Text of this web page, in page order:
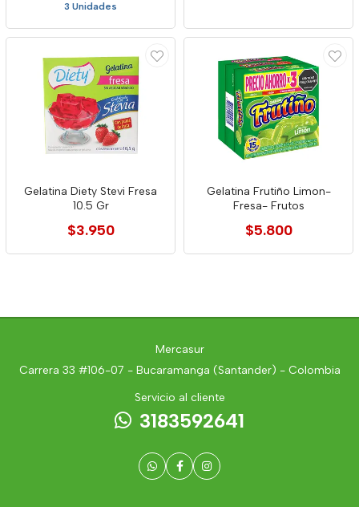
3 Unidades
Gelatina Diety Stevi Fresa
10.5 Gr
$3.950
Gelatina Frutiño Limon-
Fresa- Frutos
$5.800
Mercasur
Carrera 33 #106-07 - Bucaramanga (Santander) - Colombia
Servicio al cliente
3183592641